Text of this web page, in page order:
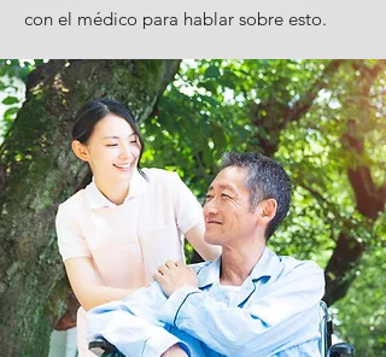
con el médico para hablar sobre esto.